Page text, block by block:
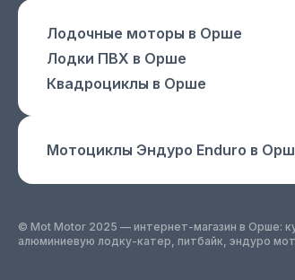
Лодочные моторы в Орше
Лодки ПВХ в Орше
Квадроциклы в Орше
Мотоциклы Эндуро Enduro в
© Mot Motor 2025 — интернет-магазин в Орше:
алюминиевую лодку-катер, питбайк, эндуро